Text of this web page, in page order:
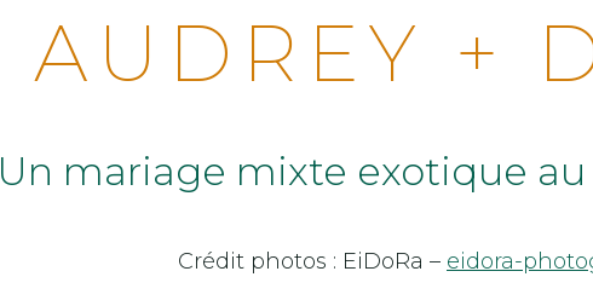
AUDREY +
Un mariage mixte exotique
Crédit photos : EiDoRa – eidora-